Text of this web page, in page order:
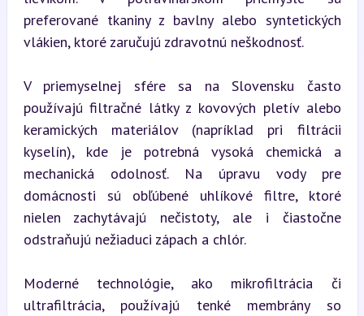
preferované tkaniny z bavlny alebo syntetických
vlákien, ktoré zaručujú zdravotnú neškodnosť.
V priemyselnej sfére sa na Slovensku často
používajú filtračné látky z kovových pletív alebo
keramických materiálov (napríklad pri filtrácii
kyselín), kde je potrebná vysoká chemická a
mechanická odolnosť. Na úpravu vody pre
domácnosti sú obľúbené uhlíkové filtre, ktoré
nielen zachytávajú nečistoty, ale i čiastočne
odstraňujú nežiaduci zápach a chlór.
Moderné technológie, ako mikrofiltrácia či
ultrafiltrácia, používajú tenké membrány so